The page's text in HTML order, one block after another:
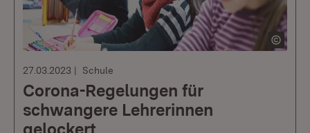
27.03.2023 Schule
Corona-Regelungen für
schwangere Lehrerinnen